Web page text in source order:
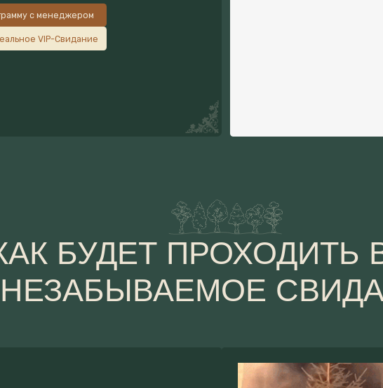
VIP-Свидание
БУДЕТ ПРОХОДИТЬ
СВИДАНИЕ